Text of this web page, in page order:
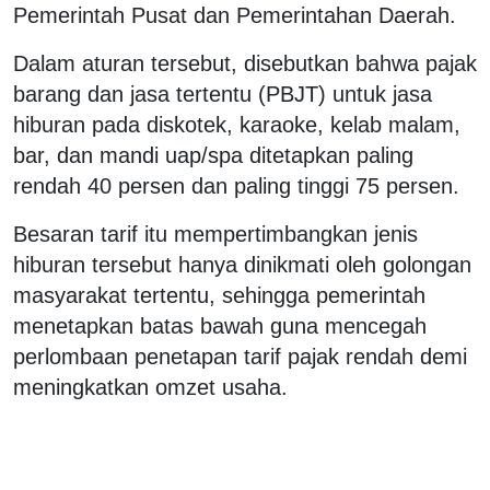
Pemerintah Pusat dan Pemerintahan Daerah.
Dalam aturan tersebut, disebutkan bahwa pajak
barang dan jasa tertentu (PBJT) untuk jasa
hiburan pada diskotek, karaoke, kelab malam,
bar, dan mandi uap/spa ditetapkan paling
rendah 40 persen dan paling tinggi 75 persen.
Besaran tarif itu mempertimbangkan jenis
hiburan tersebut hanya dinikmati oleh golongan
masyarakat tertentu, sehingga pemerintah
menetapkan batas bawah guna mencegah
perlombaan penetapan tarif pajak rendah demi
meningkatkan omzet usaha.